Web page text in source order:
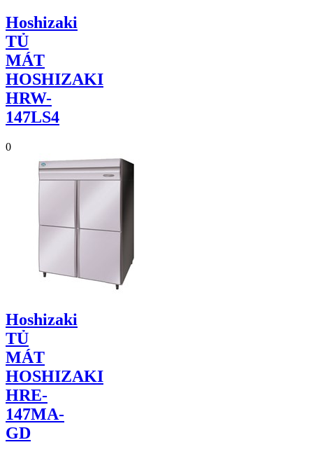
Hoshizaki
TỦ
MÁT
HOSHIZAKI
HRW-
147LS4
0
Hoshizaki
TỦ
MÁT
HOSHIZAKI
HRE-
147MA-
GD